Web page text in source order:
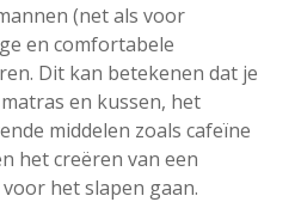
(net als voor
en comfortabele
Dit kan betekenen dat je
en kussen, het
middelen zoals cafeïne
het creëren van een
het slapen gaan.